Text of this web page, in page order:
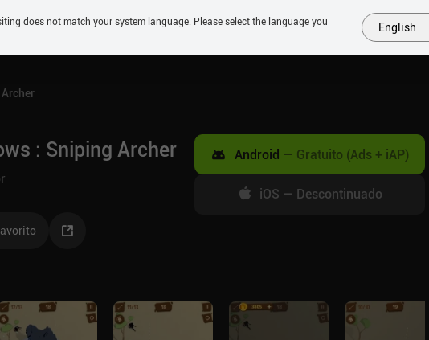
MAIS EM BREVE SIMILARES COLEÇÕES TOP
: Sniping Archer Android — Gratuito (Ads + iAP)
iOS — Descontinuado
does not match your system language. Please select the language you
English